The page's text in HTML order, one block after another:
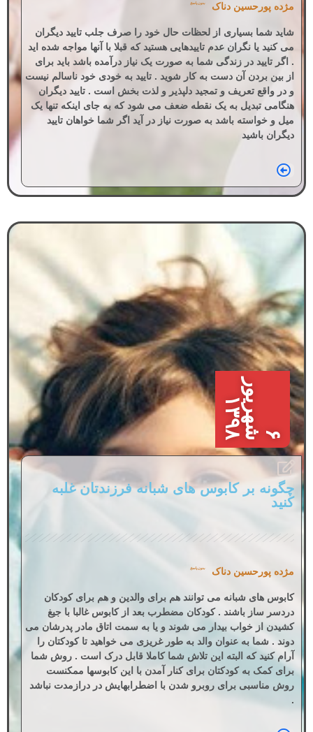
مژده پورحسین دناک بدون پاسخ
شاید شما بسیاری از لحظات حال خود را صرف جلب تایید دیگران
می کنید یا نگران عدم تاییدهایی هستید که قبلا با آنها مواجه شده اید
. اگر تایید در زندگی شما به صورت یک نیاز درآمده باشد باید برای
از بین بردن آن دست به کار شوید . تایید به خودی خود ناسالم نیست
و در واقع تعریف و تمجید دلپذیر و لذت بخش است . تایید دیگران
هنگامی تبدیل به یک نقطه ضعف می شود که به جای اینکه تنها یک
میل و خواسته باشد به صورت نیاز در آید اگر شما خواهان تایید
دیگران باشید
۶
ش
ه
ر
ی
و ر۱ ۳
۹ ۸
چگونه بر کابوس های شبانه فرزندتان غلبه
کنید
مژده پورحسین دناک بدون پاسخ
کابوس های شبانه می توانند هم برای والدین و هم برای کودکان
دردسر ساز باشند . کودکان مضطرب بعد از کابوس غالبا با جیغ
کشیدن از خواب بیدار می شوند و یا به سمت اتاق مادر پدرشان می
دوند . شما به عنوان والد به طور غریزی می خواهید تا کودکتان را
آرام کنید که البته این تلاش شما کاملا قابل درک است . روش شما
برای کمک به کودکتان برای کنار آمدن با این کابوسها ممکنست
روش مناسبی برای روبرو شدن با اضطرابهایش در درازمدت نباشد
.